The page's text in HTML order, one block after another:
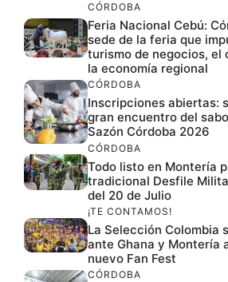
CÓRDOBA
Feria Nacional Cebú:
sede de la feria que
turismo de negocios, el
la economía regional
CÓRDOBA
Inscripciones abiertas:
gran encuentro del
Sazón Córdoba 2026
CÓRDOBA
Todo listo en Montería
tradicional Desfile
del 20 de Julio
¡TE CONTAMOS!
La Selección Colombia
ante Ghana y Montería
nuevo Fan Fest
CÓRDOBA